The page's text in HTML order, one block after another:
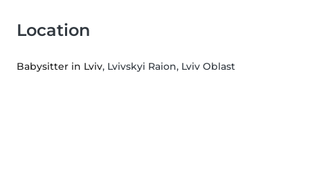
Location
Babysitter in Lviv, Lvivskyi Raion, Lviv Oblast